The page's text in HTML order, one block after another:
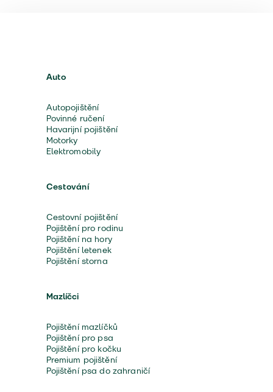
Auto
Autopojištění
Povinné ručení
Havarijní pojištění
Motorky
Elektromobily
Cestování
Cestovní pojištění
Pojištění pro rodinu
Pojištění na hory
Pojištění letenek
Pojištění storna
Mazlíčci
Pojištění mazlíčků
Pojištění pro psa
Pojištění pro kočku
Premium pojištění
Pojištění psa do zahraničí